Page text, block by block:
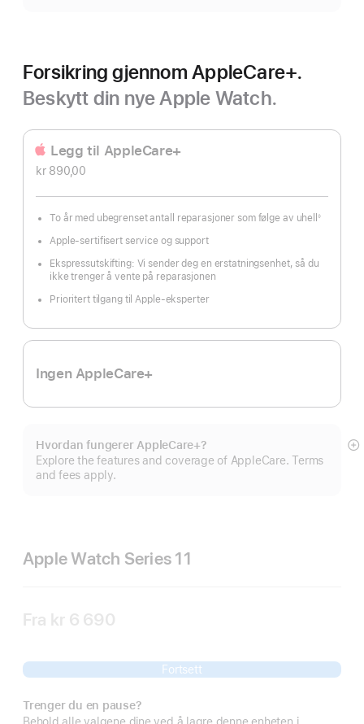
Forsikring gjennom AppleCare+.
Beskytt din nye Apple Watch.
Legg til AppleCare+
kr 890,00
To år med ubegrenset antall reparasjoner som følge av uhell ◊
Apple-sertifisert service og support
Ekspressutskifting: Vi sender deg en erstatningsenhet, så du
ikke trenger å vente på reparasjonen
Prioritert tilgang til Apple-eksperter
Ingen AppleCare+
Hvordan fungerer AppleCare+?
Explore the features and coverage of AppleCare. Terms
and fees apply.
Apple Watch Series 11
Fra kr 6 690
Fortsett
Trenger du en pause?